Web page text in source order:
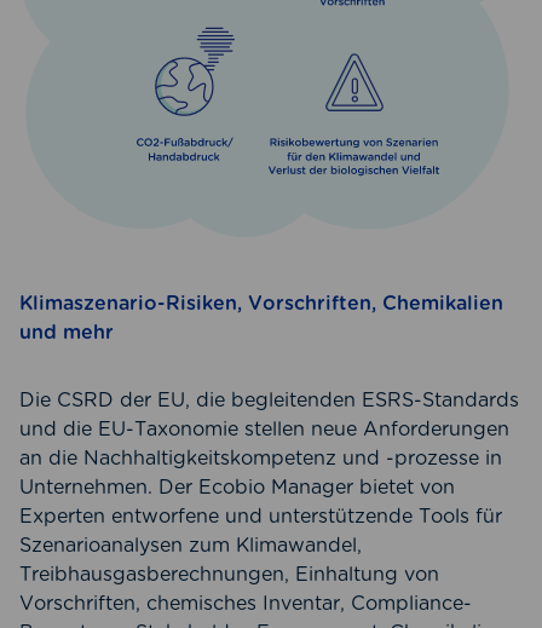
Klimaszenario-Risiken, Vorschriften, Chemikalien
und mehr
Die CSRD der EU, die begleitenden ESRS-Standards
und die EU-Taxonomie stellen neue Anforderungen
an die Nachhaltigkeitskompetenz und -prozesse in
Unternehmen. Der Ecobio Manager bietet von
Experten entworfene und unterstützende Tools für
Szenarioanalysen zum Klimawandel,
Treibhausgasberechnungen, Einhaltung von
Vorschriften, chemisches Inventar, Compliance-